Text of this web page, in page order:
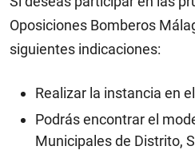
Oposiciones Bomberos
siguientes indicaciones:
Realizar la instancia en
Podrás encontrar el
Municipales de Distrito,